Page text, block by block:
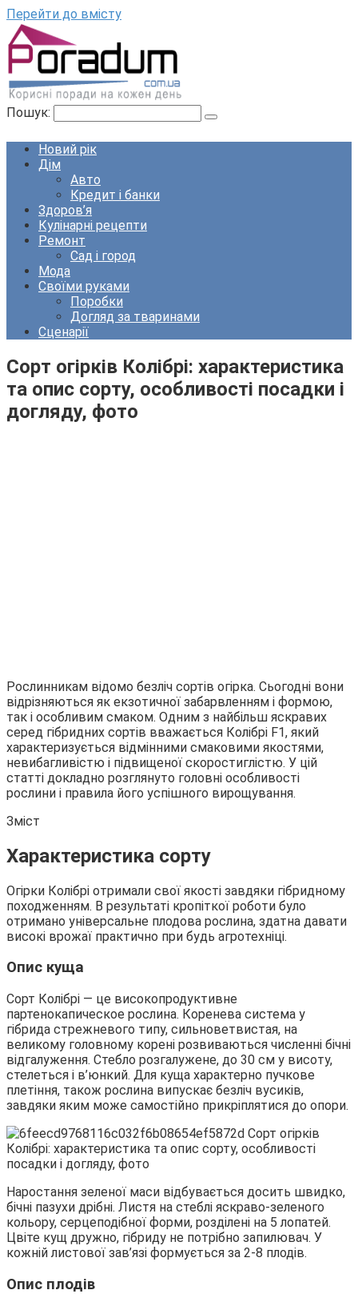
Перейти до вмісту
Пошук:
Новий рік
Дім
Авто
Кредит і банки
Здоров’я
Кулінарні рецепти
Ремонт
Сад і город
Мода
Своїми руками
Поробки
Догляд за тваринами
Сценарії
Сорт огірків Колібрі: характеристика
та опис сорту, особливості посадки і
догляду, фото
Рослинникам відомо безліч сортів огірка. Сьогодні вони
відрізняються як екзотичної забарвленням і формою,
так і особливим смаком. Одним з найбільш яскравих
серед гібридних сортів вважається Колібрі F1, який
характеризується відмінними смаковими якостями,
невибагливістю і підвищеної скоростиглістю. У цій
статті докладно розглянуто головні особливості
рослини і правила його успішного вирощування.
Зміст
Характеристика сорту
Огірки Колібрі отримали свої якості завдяки гібридному
походженням. В результаті кропіткої роботи було
отримано універсальне плодова рослина, здатна давати
високі врожаї практично при будь агротехніці.
Опис куща
Сорт Колібрі — це високопродуктивне
партенокапическое рослина. Коренева система у
гібрида стрежневого типу, сильноветвистая, на
великому головному корені розвиваються численні бічні
відгалуження. Стебло розгалужене, до 30 см у висоту,
стелеться і в’юнкий. Для куща характерно пучкове
плетіння, також рослина випускає безліч вусиків,
завдяки яким може самостійно прикріплятися до опори.
Наростання зеленої маси відбувається досить швидко,
бічні пазухи дрібні. Листя на стеблі яскраво-зеленого
кольору, серцеподібної форми, розділені на 5 лопатей.
Цвіте кущ дружно, гібриду не потрібно запилювач. У
кожній листової зав’язі формується за 2-8 плодів.
Опис плодів